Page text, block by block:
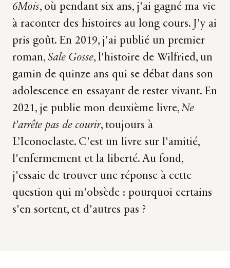
6Mois, où pendant six ans, j'ai gagné ma vie
à raconter des histoires au long cours. J'y ai
pris goût. En 2019, j'ai publié un premier
roman, Sale Gosse, l'histoire de Wilfried, un
gamin de quinze ans qui se débat dans son
adolescence en essayant de rester vivant. En
2021, je publie mon deuxième livre,Ne
t'arrête pas de courir, toujours à
L’Iconoclaste. C'est un livre sur l'amitié,
l'enfermement et la liberté. Au fond,
j'essaie de trouver une réponse à cette
question qui m'obsède : pourquoi certains
s'en sortent, et d'autres pas ?